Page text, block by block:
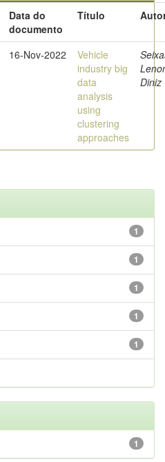
Data do
documento
Título
16-Nov-2022
Vehicle
industry big
data
analysis
using
clustering
approaches
Diniz
1
1
1
1
1
1